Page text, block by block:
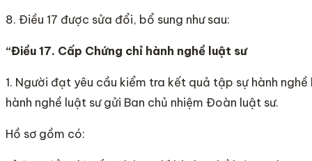
8. Điều 17 được sửa đổi, bổ sung như sau:
“Điều 17. Cấp Chứng chỉ hành nghề luật sư
1. Người đạt yêu cầu kiểm tra kết quả tập sự hành
hành nghề luật sư gửi Ban chủ nhiệm Đoàn luật sư.
Hồ sơ gồm có: